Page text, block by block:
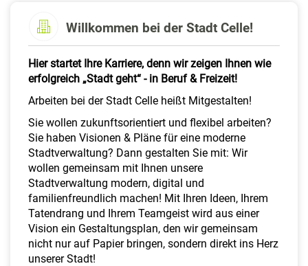
Willkommen bei der Stadt Celle!
Hier startet Ihre Karriere, denn wir zeigen Ihnen wie
erfolgreich „Stadt geht“ - in Beruf & Freizeit!
Arbeiten bei der Stadt Celle heißt Mitgestalten!
Sie wollen zukunftsorientiert und flexibel arbeiten?
Sie haben Visionen & Pläne für eine moderne
Stadtverwaltung? Dann gestalten Sie mit: Wir
wollen gemeinsam mit Ihnen unsere
Stadtverwaltung modern, digital und
familienfreundlich machen! Mit Ihren Ideen, Ihrem
Tatendrang und Ihrem Teamgeist wird aus einer
Vision ein Gestaltungsplan, den wir gemeinsam
nicht nur auf Papier bringen, sondern direkt ins Herz
unserer Stadt!